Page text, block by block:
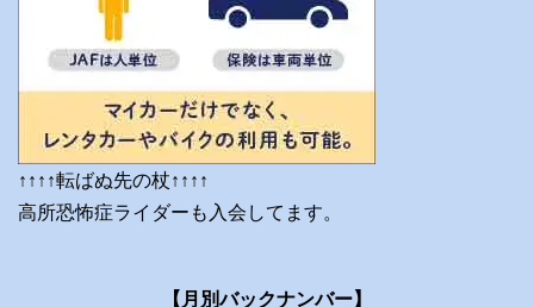
↑↑↑↑転ばぬ先の杖↑↑↑↑
高所恐怖症ライダーも入会してます。
【月別バックナンバー】